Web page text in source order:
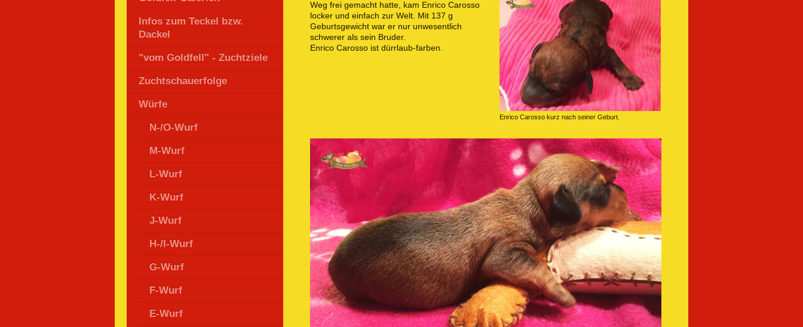
Enrico Carosso kurz nach seiner Geburt.
Weg frei gemacht hatte, kam Enrico Carosso
locker und einfach zur Welt. Mit 137 g
Geburtsgewicht war er nur unwesentlich
schwerer als sein Bruder.
Enrico Carosso ist dürrlaub-farben.
Infos zum Teckel bzw.
Dackel
"vom Goldfell" - Zuchtziele
Zuchtschauerfolge
Würfe
N-/O-Wurf
M-Wurf
L-Wurf
K-Wurf
J-Wurf
H-/I-Wurf
G-Wurf
F-Wurf
E-Wurf